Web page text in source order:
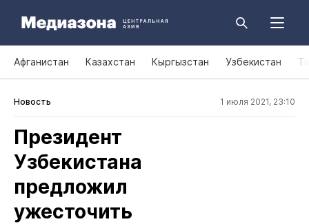
Афганистан Казахстан Кыргызстан Узбекистан
Новость 1 июля 2021, 23:10
Президент
Узбекистана
предложил
ужесточить